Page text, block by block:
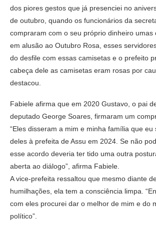
dos piores gestos que já presenciei no
de outubro, quando os funcionários da
compraram com o seu próprio dinheiro umas
em alusão ao Outubro Rosa, esses
do desfile com essas camisetas e o prefeito
cabeça dele as camisetas eram rosas por
destacou.
Fabiele afirma que em 2020 Gustavo, o pai
deputado George Soares, firmaram um
“Eles disseram a mim e minha família que eu
deles à prefeita de Assu em 2024. Se não
esse acordo deveria ter tido uma outra
aberta ao diálogo”, afirma Fabiele.
A vice-prefeita ressaltou que mesmo diante
humilhações, ela tem a consciência limpa.
com eles procurei dar o melhor de mim e do
político”.